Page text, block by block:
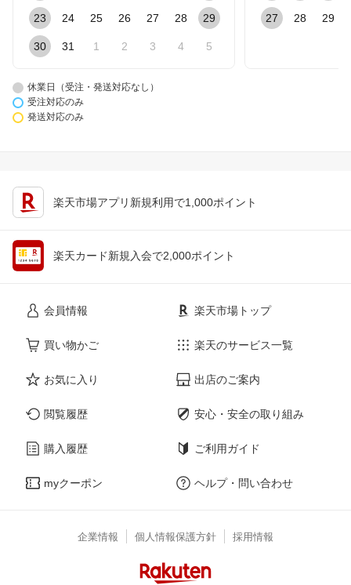
23 24 25 26 27 28 29
30 31 1 2 3 4 5
27 28 29
休業日（受注・発送対応なし）
受注対応のみ
発送対応のみ
楽天市場アプリ新規利用で1,000ポイント
楽天カード新規入会で2,000ポイント
会員情報
買い物かご
お気に入り
閲覧履歴
購入履歴
myクーポン
楽天市場トップ
楽天のサービス一覧
出店のご案内
安心・安全の取り組み
ご利用ガイド
ヘルプ・問い合わせ
企業情報 個人情報保護方針 採用情報